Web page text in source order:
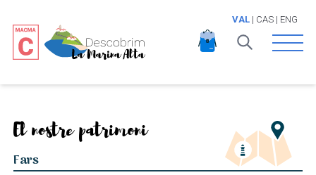
VAL| CAS| ENG
Open
El nostre patrimoni
Fars